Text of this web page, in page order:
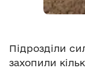
Підрозділи
захопили